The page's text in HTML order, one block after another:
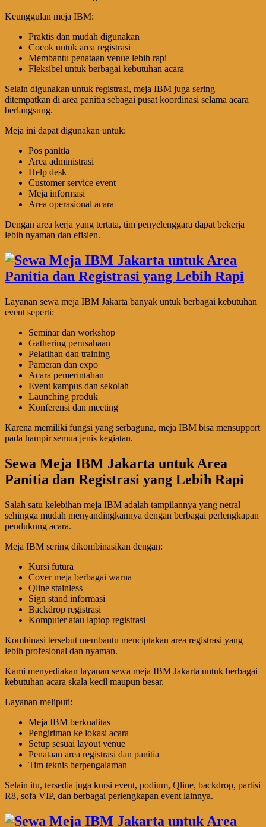
Keunggulan meja IBM:
Praktis dan mudah digunakan
Cocok untuk area registrasi
Membantu penataan venue lebih rapi
Fleksibel untuk berbagai kebutuhan acara
Selain digunakan untuk registrasi, meja IBM juga sering
ditempatkan di area panitia sebagai pusat koordinasi selama acara
berlangsung.
Meja ini dapat digunakan untuk:
Pos panitia
Area administrasi
Help desk
Customer service event
Meja informasi
Area operasional acara
Dengan area kerja yang tertata, tim penyelenggara dapat bekerja
lebih nyaman dan efisien.
Layanan sewa meja IBM Jakarta banyak untuk berbagai kebutuhan
event seperti:
Seminar dan workshop
Gathering perusahaan
Pelatihan dan training
Pameran dan expo
Acara pemerintahan
Event kampus dan sekolah
Launching produk
Konferensi dan meeting
Karena memiliki fungsi yang serbaguna, meja IBM bisa mensupport
pada hampir semua jenis kegiatan.
Sewa Meja IBM Jakarta untuk Area
Panitia dan Registrasi yang Lebih Rapi
Salah satu kelebihan meja IBM adalah tampilannya yang netral
sehingga mudah menyandingkannya dengan berbagai perlengkapan
pendukung acara.
Meja IBM sering dikombinasikan dengan:
Kursi futura
Cover meja berbagai warna
Qline stainless
Sign stand informasi
Backdrop registrasi
Komputer atau laptop registrasi
Kombinasi tersebut membantu menciptakan area registrasi yang
lebih profesional dan nyaman.
Kami menyediakan layanan sewa meja IBM Jakarta untuk berbagai
kebutuhan acara skala kecil maupun besar.
Layanan meliputi:
Meja IBM berkualitas
Pengiriman ke lokasi acara
Setup sesuai layout venue
Penataan area registrasi dan panitia
Tim teknis berpengalaman
Selain itu, tersedia juga kursi event, podium, Qline, backdrop, partisi
R8, sofa VIP, dan berbagai perlengkapan event lainnya.